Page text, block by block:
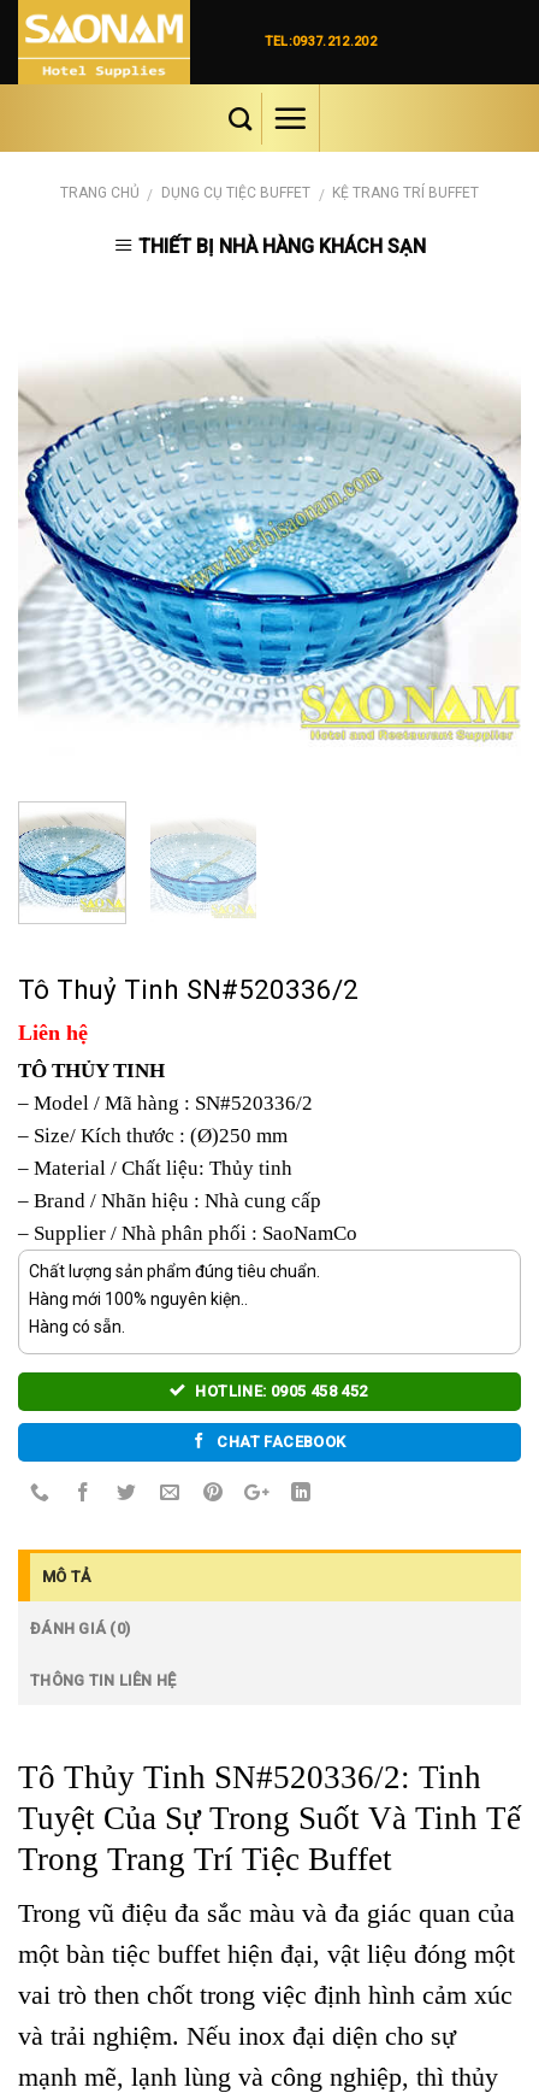
Skip
content
TEL:0937.212.202
TRANG CHỦ / DỤNG CỤ TIỆC BUFFET / KỆ TRANG TRÍ BUFFET
THIẾT BỊ NHÀ HÀNG KHÁCH SẠN
Tô Thuỷ Tinh SN#520336/2
Liên hệ
TÔ THỦY TINH
– Model / Mã hàng : SN#520336/2
– Size/ Kích thước : (Ø)250 mm
– Material / Chất liệu: Thủy tinh
– Brand / Nhãn hiệu : Nhà cung cấp
– Supplier / Nhà phân phối : SaoNamCo
Chất lượng sản phẩm đúng tiêu chuẩn.
Hàng mới 100% nguyên kiện..
Hàng có sẵn.
HOTLINE: 0905 458 452
CHAT FACEBOOK
MÔ TẢ
ĐÁNH GIÁ (0)
THÔNG TIN LIÊN HỆ
Tô Thủy Tinh SN#520336/2: Tinh
Tuyệt Của Sự Trong Suốt Và Tinh Tế
Trong Trang Trí Tiệc Buffet
Trong vũ điệu đa sắc màu và đa giác quan của
một bàn tiệc buffet hiện đại, vật liệu đóng một
vai trò then chốt trong việc định hình cảm xúc
và trải nghiệm. Nếu inox đại diện cho sự
mạnh mẽ, lạnh lùng và công nghiệp, thì thủy